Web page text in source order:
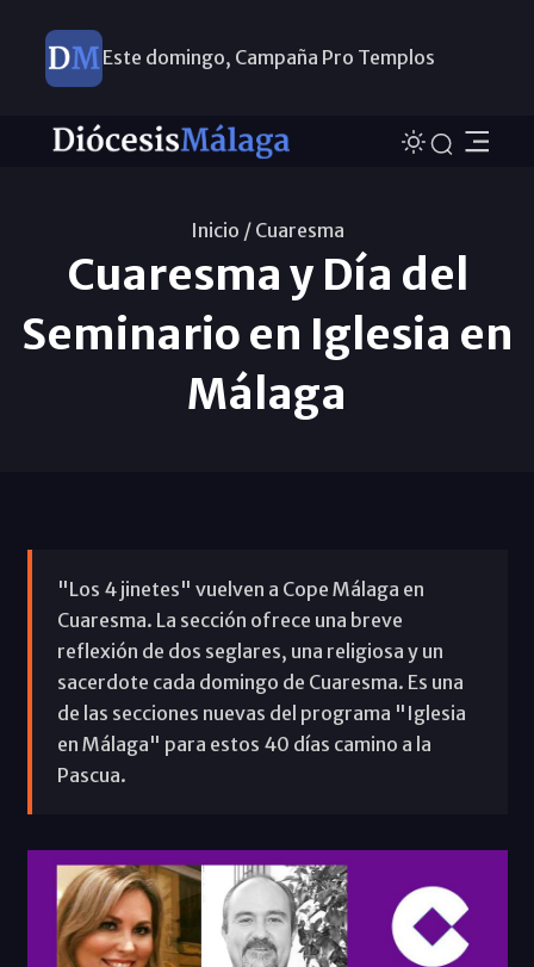
Este domingo, Campaña Pro Templos
Inicio / Cuaresma
Cuaresma y Día del
Seminario en Iglesia en
Málaga
"Los 4 jinetes" vuelven a Cope Málaga en
Cuaresma. La sección ofrece una breve
reflexión de dos seglares, una religiosa y un
sacerdote cada domingo de Cuaresma. Es una
de las secciones nuevas del programa "Iglesia
en Málaga" para estos 40 días camino a la
Pascua.